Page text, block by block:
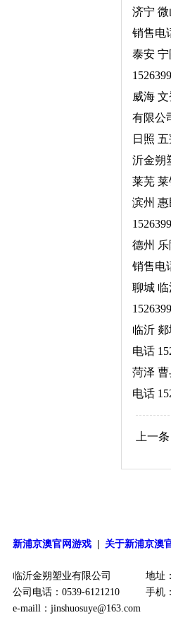
济宁
销售电
泰安
威海
有限公
日照
沂金朔
莱芜
滨州
德州
销售电
聊城
临沂
电话
菏泽
电话
上一条
新浦京澳官网游戏 关于新浦京澳
临沂金朔塑业有限公司
地址
公司电话：0539-6121210
手机
e-maill： jinshuosuye@163.com